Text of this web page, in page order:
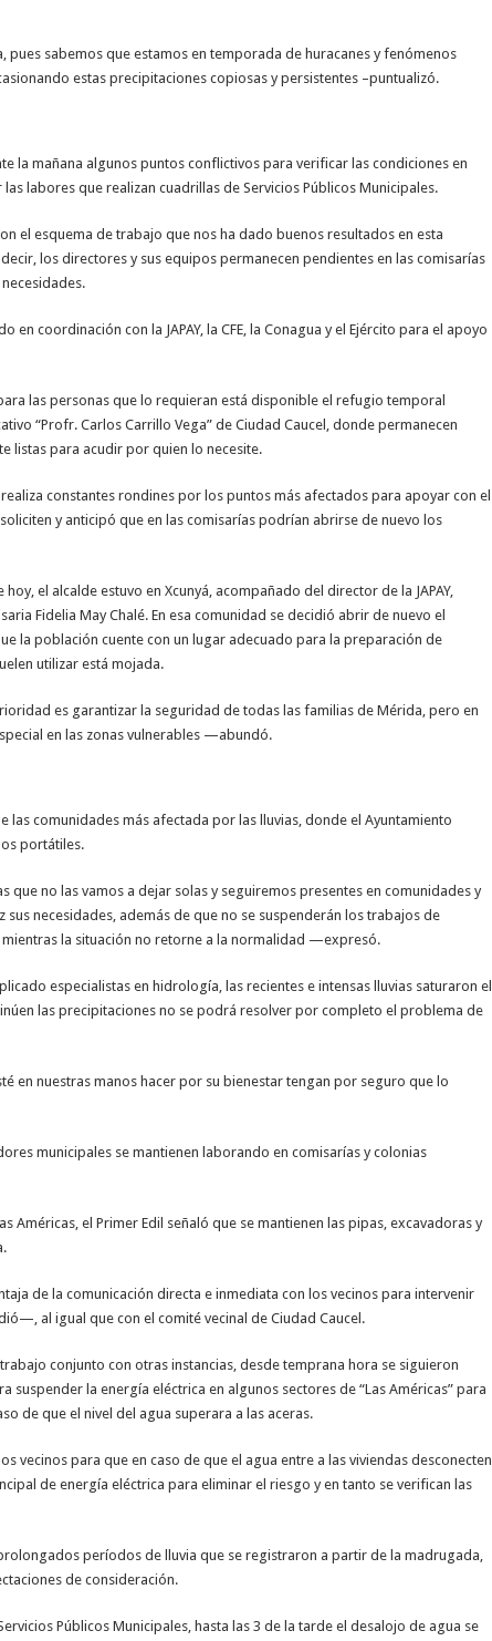
sabemos que estamos en temporada de huracanes y fenómenos
estas precipitaciones copiosas y persistentes –puntualizó.
la mañana algunos puntos conflictivos para verificar las condiciones en
labores que realizan cuadrillas de Servicios Públicos Municipales.
el esquema de trabajo que nos ha dado buenos resultados en esta
los directores y sus equipos permanecen pendientes en las comisarías
coordinación con la JAPAY, la CFE, la Conagua y el Ejército para el apoyo
las personas que lo requieran está disponible el refugio temporal
“Profr. Carlos Carrillo Vega” de Ciudad Caucel, donde permanecen
listas para acudir por quien lo necesite.
constantes rondines por los puntos más afectados para apoyar con el
y anticipó que en las comisarías podrían abrirse de nuevo los
el alcalde estuvo en Xcunyá, acompañado del director de la JAPAY,
Fidelia May Chalé. En esa comunidad se decidió abrir de nuevo el
la población cuente con un lugar adecuado para la preparación de
utilizar está mojada.
es garantizar la seguridad de todas las familias de Mérida, pero en
en las zonas vulnerables —abundó.
las comunidades más afectada por las lluvias, donde el Ayuntamiento
portátiles.
que no las vamos a dejar solas y seguiremos presentes en comunidades y
sus necesidades, además de que no se suspenderán los trabajos de
mientras la situación no retorne a la normalidad —expresó.
especialistas en hidrología, las recientes e intensas lluvias saturaron el
las precipitaciones no se podrá resolver por completo el problema de
en nuestras manos hacer por su bienestar tengan por seguro que lo
municipales se mantienen laborando en comisarías y colonias
Américas, el Primer Edil señaló que se mantienen las pipas, excavadoras y
de la comunicación directa e inmediata con los vecinos para intervenir
al igual que con el comité vecinal de Ciudad Caucel.
conjunto con otras instancias, desde temprana hora se siguieron
suspender la energía eléctrica en algunos sectores de “Las Américas” para
de que el nivel del agua superara a las aceras.
vecinos para que en caso de que el agua entre a las viviendas desconecten
de energía eléctrica para eliminar el riesgo y en tanto se verifican las
períodos de lluvia que se registraron a partir de la madrugada,
de consideración.
Públicos Municipales, hasta las 3 de la tarde el desalojo de agua se